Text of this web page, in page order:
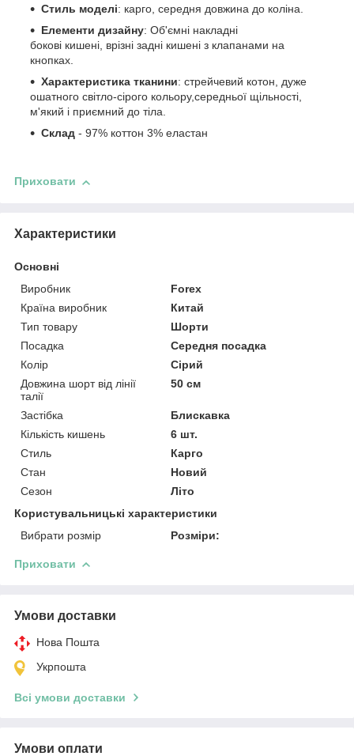
Стиль моделі: карго, середня довжина до коліна.
Елементи дизайну: Об'ємні накладні
бокові кишені, врізні задні кишені з клапанами на
кнопках.
Характеристика тканини: стрейчевий котон, дуже
ошатного світло-сірого кольору,середньої щільності,
м'який і приємний до тіла.
Склад - 97% коттон 3% еластан
Приховати
Характеристики
Основні
Виробник
Forex
Країна виробник
Китай
Тип товару
Шорти
Посадка
Середня посадка
Колір
Сірий
Довжина шорт від лінії
талії
50 см
Застібка
Блискавка
Кількість кишень
6 шт.
Стиль
Карго
Стан
Новий
Сезон
Літо
Користувальницькі характеристики
Вибрати розмір
Розміри:
Приховати
Умови доставки
Нова Пошта
Укрпошта
Всі умови доставки
Умови оплати